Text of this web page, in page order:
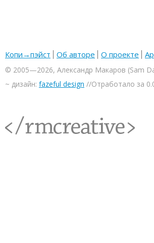
Копи→пэйст Об авторе О проекте
© 2005—2026, Александр Макаров (Sam
~ дизайн: fazeful design //Отработало за
<rmcreative/>